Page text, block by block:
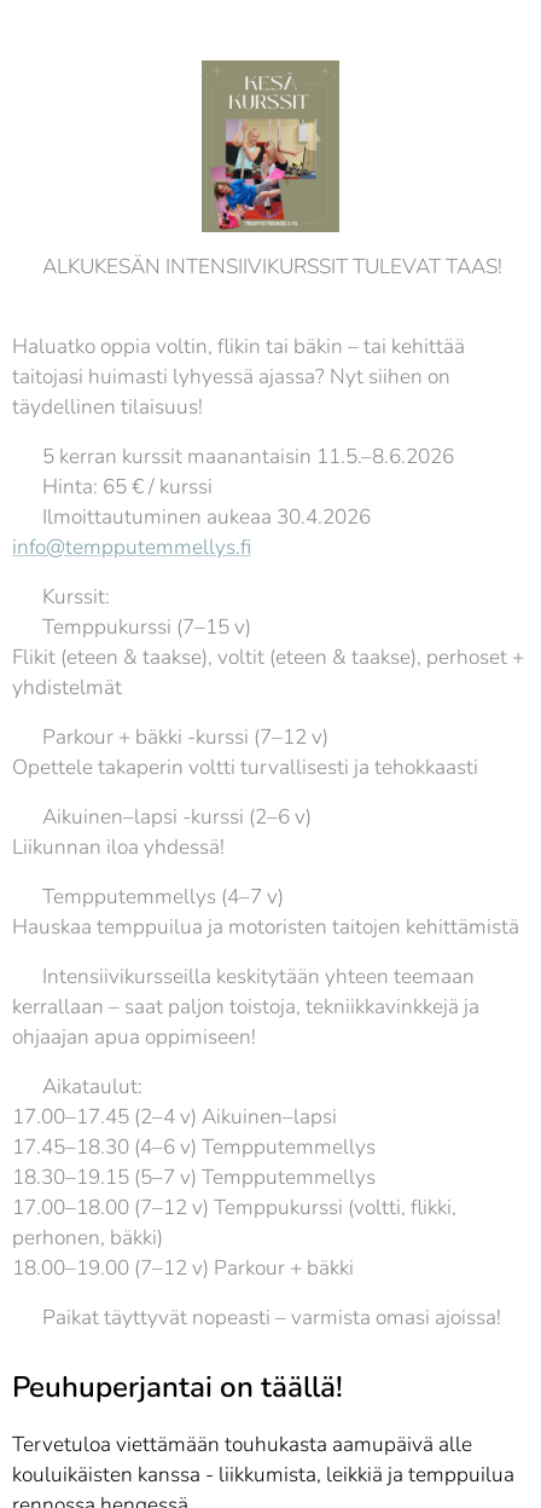
🔥 ALKUKESÄN INTENSIIVIKURSSIT TULEVAT TAAS!
Haluatko oppia voltin, flikin tai bäkin – tai kehittää
taitojasi huimasti lyhyessä ajassa? Nyt siihen on
täydellinen tilaisuus! 💥
📅 5 kerran kurssit maanantaisin 11.5.–8.6.2026
💰 Hinta: 65 € / kurssi
📝 Ilmoittautuminen aukeaa 30.4.2026
info@tempputemmellys.fi
✨ Kurssit:
🤸 Temppukurssi (7–15 v)
Flikit (eteen & taakse), voltit (eteen & taakse), perhoset +
yhdistelmät
🌀 Parkour + bäkki -kurssi (7–12 v)
Opettele takaperin voltti turvallisesti ja tehokkaasti
👨‍👩‍👧 Aikuinen–lapsi -kurssi (2–6 v)
Liikunnan iloa yhdessä!
🎈 Tempputemmellys (4–7 v)
Hauskaa temppuilua ja motoristen taitojen kehittämistä
💡 Intensiivikursseilla keskitytään yhteen teemaan
kerrallaan – saat paljon toistoja, tekniikkavinkkejä ja
ohjaajan apua oppimiseen!
⏰ Aikataulut:
17.00–17.45 (2–4 v) Aikuinen–lapsi
17.45–18.30 (4–6 v) Tempputemmellys
18.30–19.15 (5–7 v) Tempputemmellys
17.00–18.00 (7–12 v) Temppukurssi (voltti, flikki,
perhonen, bäkki)
18.00–19.00 (7–12 v) Parkour + bäkki
⚡ Paikat täyttyvät nopeasti – varmista omasi ajoissa!
Peuhuperjantai on täällä! 🎈
Tervetuloa viettämään touhukasta aamupäivä alle
kouluikäisten kanssa - liikkumista, leikkiä ja temppuilua